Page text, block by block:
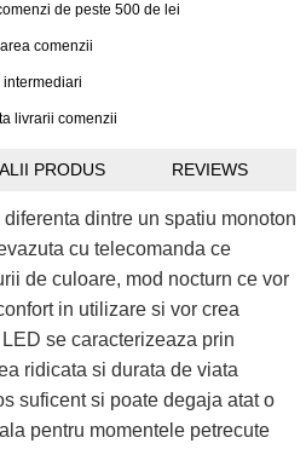
de peste 500 de lei
comenzii
intermediari
livrarii comenzii
PRODUS REVIEWS
dintre un spatiu monoton
cu telecomanda ce
de culoare, mod nocturn ce vor
in utilizare si vor crea
se caracterizeaza prin
ridicata si durata de viata
suficent si poate degaja atat o
pentru momentele petrecute